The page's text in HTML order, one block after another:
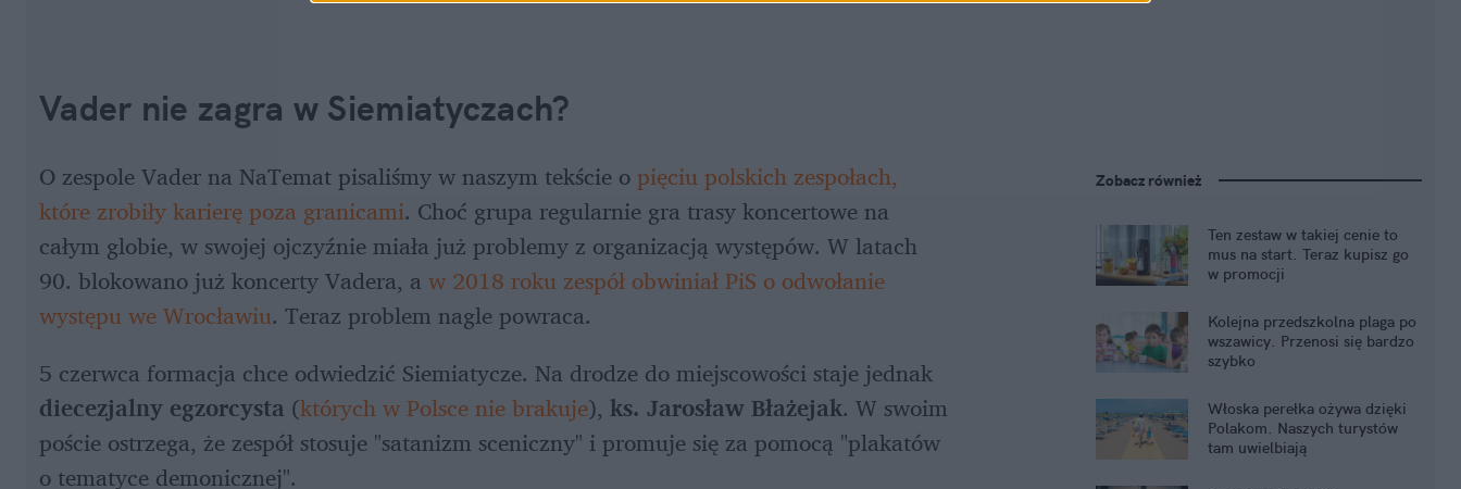
Vader nie zagra w Siemiatyczach?
O zespole Vader na NaTemat pisaliśmy w naszym tekście o pięciu polskich zespołach,
które zrobiły karierę poza granicami. Choć grupa regularnie gra trasy koncertowe na
całym globie, w swojej ojczyźnie miała już problemy z organizacją występów. W latach
90. blokowano już koncerty Vadera, a w 2018 roku zespół obwiniał PiS o odwołanie
występu we Wrocławiu. Teraz problem nagle powraca.
diecezjalny egzorcysta (których w Polsce nie brakuje), ks. Jarosław Błażejak. W swoim
poście ostrzega, że zespół stosuje "satanizm sceniczny" i promuje się za pomocą "plakatów
o tematyce demonicznej".
Zobacz również
Ten zestaw w takiej cenie to
mus na start. Teraz kupisz go
w promocji
Kolejna przedszkolna plaga po
wszawicy. Przenosi się bardzo
szybko
Włoska perełka ożywa dzięki
Polakom. Naszych turystów
tam uwielbiają